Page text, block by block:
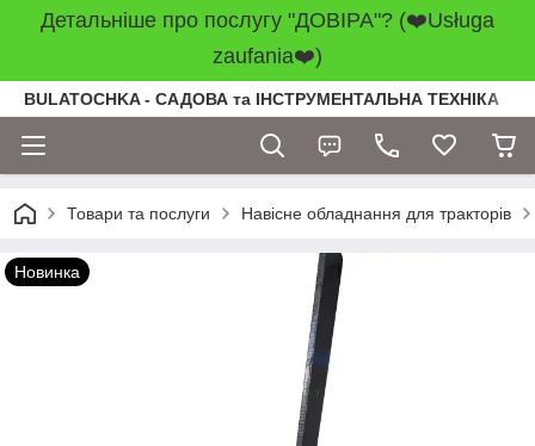
Детальніше про послугу "ДОВІРА"? (❤️Usługa
zaufania❤️)
BULATOCHKA - САДОВА та ІНСТРУМЕНТАЛЬНА ТЕХНІКА
Товари та послуги Навісне обладнання для тракторів
Новинка